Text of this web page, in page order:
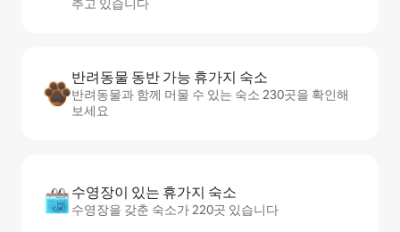
추고 있습니다
반려동물 동반 가능 휴가지 숙소
반려동물과 함께 머물 수 있는 숙소 230곳을 확인해
보세요
수영장이 있는 휴가지 숙소
수영장을 갖춘 숙소가 220곳 있습니다